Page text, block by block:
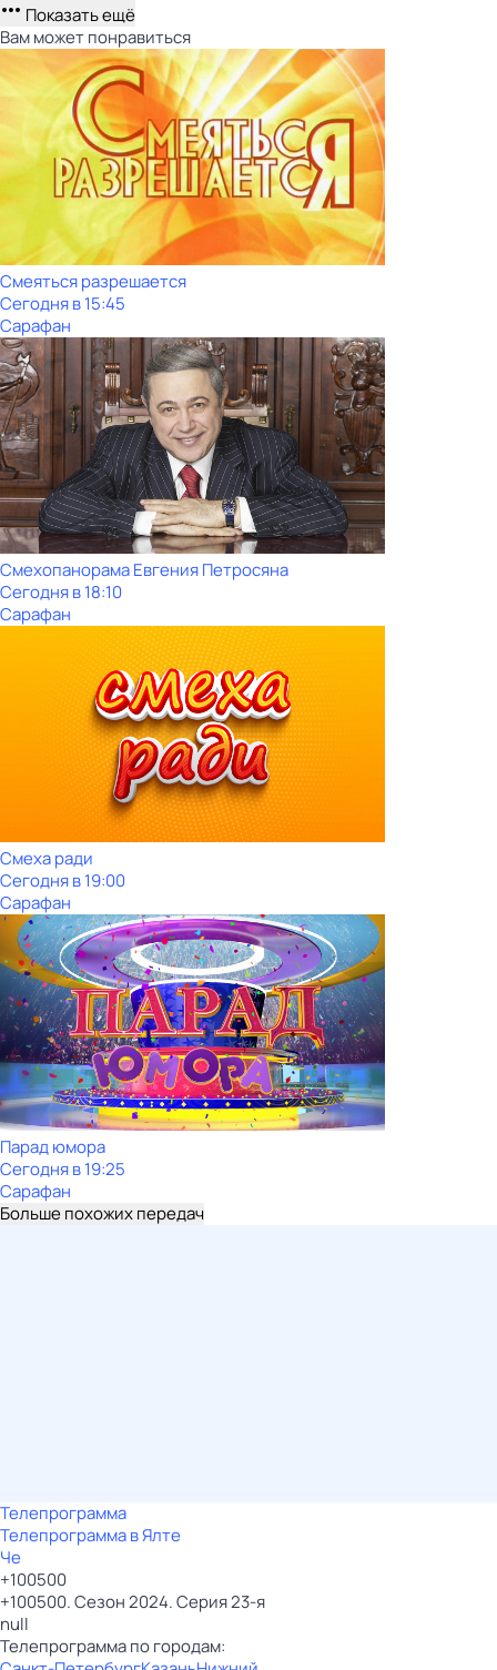
Показать ещё
Вам может понравиться
Смеяться разрешается
Сегодня в 15:45
Сарафан
Смехопанорама Евгения Петросяна
Сегодня в 18:10
Сарафан
Смеха ради
Сегодня в 19:00
Сарафан
Парад юмора
Сегодня в 19:25
Сарафан
Больше похожих передач
Телепрограмма
Телепрограмма в Ялте
Че
+100500
+100500. Сезон 2024. Серия 23-я
null
Телепрограмма по городам: